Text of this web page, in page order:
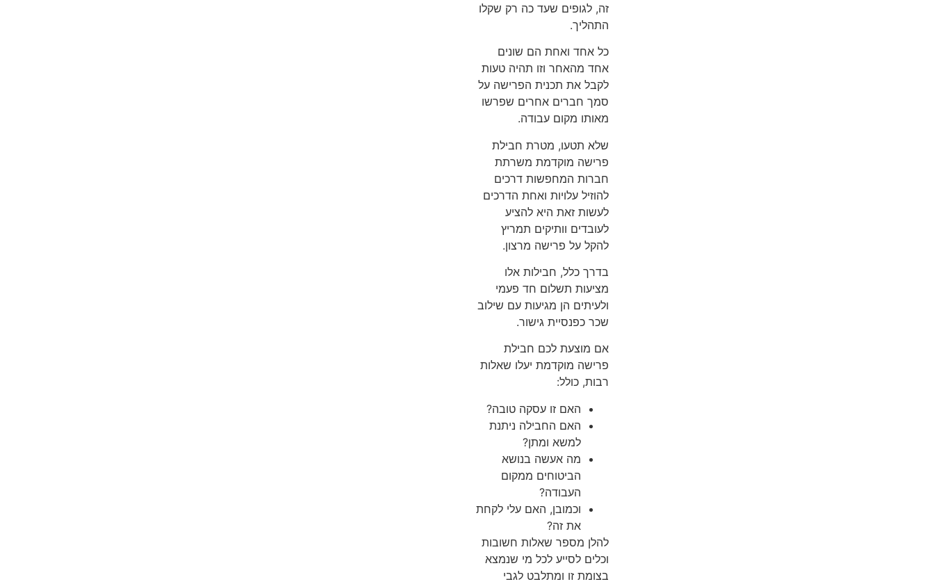
זה, לגופים שעד כה רק שקלו
התהליך.
כל אחד ואחת הם שונים
אחד מהאחר וזו תהיה טעות
לקבל את תכנית הפרישה על
סמך חברים אחרים שפרשו
מאותו מקום עבודה.
שלא תטעו, מטרת חבילת
פרישה מוקדמת משרתת
חברות המחפשות דרכים
להוזיל עלויות ואחת הדרכים
לעשות זאת היא להציע
לעובדים וותיקים תמריץ
להקל על פרישה מרצון.
בדרך כלל, חבילות אלו
מציעות תשלום חד פעמי
ולעיתים הן מגיעות עם שילוב
שכר כפנסיית גישור.
אם מוצעת לכם חבילת
פרישה מוקדמת יעלו שאלות
רבות, כולל:
האם זו עסקה טובה?
האם החבילה ניתנת
למשא ומתן?
מה אעשה בנושא
הביטוחים ממקום
העבודה?
וכמובן, האם עלי לקחת
את זה?
להלן מספר שאלות חשובות
וכלים לסייע לכל מי שנמצא
בצומת זו ומתלבט לגבי